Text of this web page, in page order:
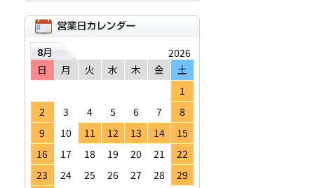
8月
2026
日
月 火 水 木 金
土
1
2
3 4 5 6 7
8
9
10 11 12 13 14
15
16
17 18 19 20 21
22
23
24 25 26 27 28
29